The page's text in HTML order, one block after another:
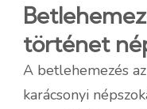
történet
A betlehemezés
karácsonyi